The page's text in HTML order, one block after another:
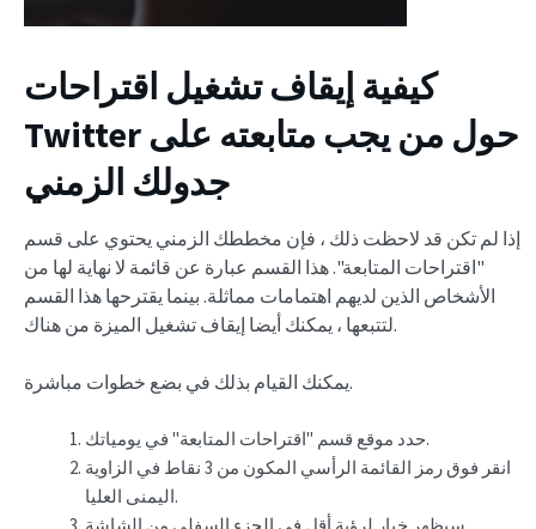
كيفية إيقاف تشغيل اقتراحات
Twitter
جدولك الزمني
إذا لم تكن قد لاحظت ذلك ، فإن مخططك الزمني يحتوي على قسم
"اقتراحات المتابعة". هذا القسم عبارة عن قائمة لا نهاية لها من
الأشخاص الذين لديهم اهتمامات مماثلة. بينما يقترحها هذا القسم
لتتبعها ، يمكنك أيضا إيقاف تشغيل الميزة من هناك.
يمكنك القيام بذلك في بضع خطوات مباشرة.
حدد موقع قسم "اقتراحات المتابعة" في يومياتك.
انقر فوق رمز القائمة الرأسي المكون من 3 نقاط في الزاوية
اليمنى العليا.